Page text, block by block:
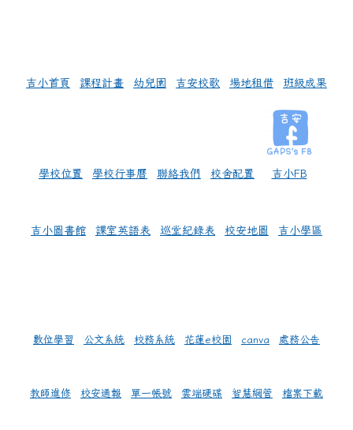
吉小首頁 課程計畫 幼兒園 吉安校歌 場地租借 班級成果
學校位置 學校行事曆 聯絡我們 校舍配置 吉小FB
吉小圖書館 課室英語表 巡堂紀錄表 校安地圖 吉小學區
數位學習 公文系統 校務系統 花蓮e校園 canva 處務公告
教師進修 校安通報 單一帳號 雲端硬碟 智慧網管 檔案下載